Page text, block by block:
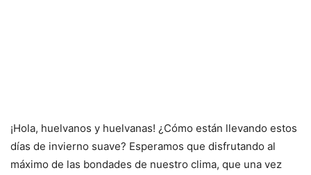
¡Hola, huelvanos y huelvanas! ¿Cómo están llevando estos
días de invierno suave? Esperamos que disfrutando al
máximo de las bondades de nuestro clima, que una vez